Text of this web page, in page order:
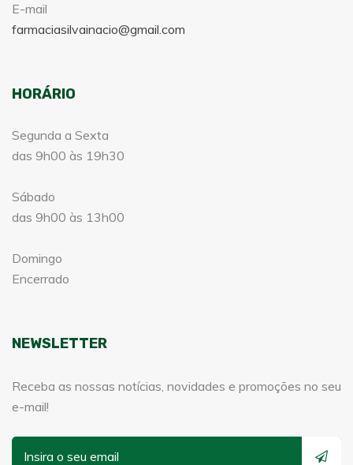
E-mail
farmaciasilvainacio@gmail.com
HORÁRIO
Segunda a Sexta
das 9h00 às 19h30
Sábado
das 9h00 às 13h00
Domingo
Encerrado
NEWSLETTER
Receba as nossas notícias, novidades e promoções no seu
e-mail!